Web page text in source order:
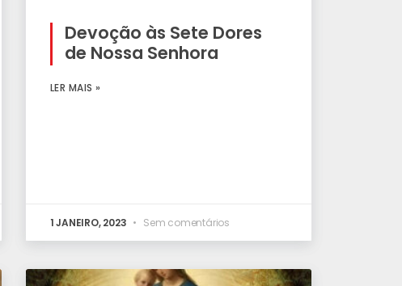
Devoção às Sete Dores
de Nossa Senhora
LER MAIS »
1 JANEIRO, 2023 Sem comentários